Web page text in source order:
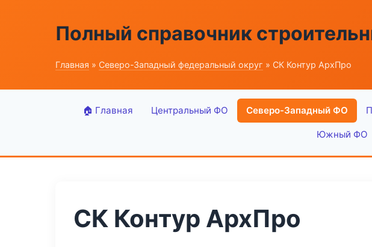
Полный справочник
Главная » Северо-Западный федеральный округ » СК Контур АрхПро
🏠 Главная Центральный ФО Северо-Западный ФО
Южный ФО
СК Контур АрхПро